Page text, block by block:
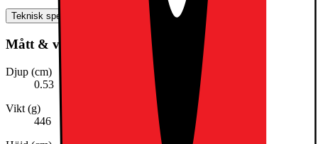
Teknisk specifikation
Mått & vikt
Djup (cm)
0.53
Vikt (g)
446